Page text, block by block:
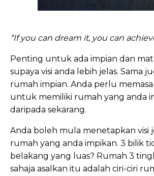
“If you can dream it, you can
Penting untuk ada impian dan
supaya visi anda lebih jelas. Sama
rumah impian. Anda perlu
untuk memiliki rumah yang anda
daripada sekarang.
Anda boleh mula menetapkan visi
rumah yang anda impikan. 3 bilik
belakang yang luas? Rumah 3
sahaja asalkan itu adalah ciri-ciri